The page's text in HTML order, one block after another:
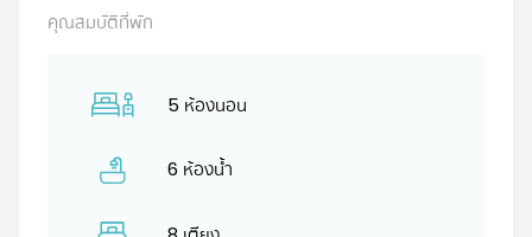
คุณสมบัติที่พัก
5 ห้องนอน
6 ห้องน้ำ